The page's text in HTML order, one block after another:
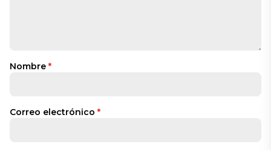
Nombre *
Correo electrónico *